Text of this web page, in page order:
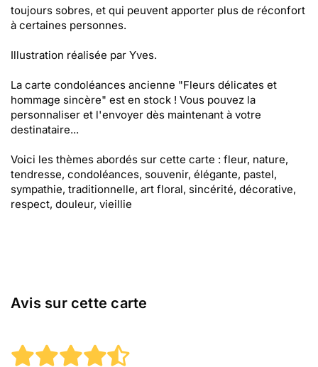
toujours sobres, et qui peuvent apporter plus de réconfort
à certaines personnes.
Illustration réalisée par Yves.
La carte condoléances ancienne "Fleurs délicates et
hommage sincère" est en stock ! Vous pouvez la
personnaliser et l'envoyer dès maintenant à votre
destinataire...
Voici les thèmes abordés sur cette carte : fleur, nature,
tendresse, condoléances, souvenir, élégante, pastel,
sympathie, traditionnelle, art floral, sincérité, décorative,
respect, douleur, vieillie
Avis sur cette carte